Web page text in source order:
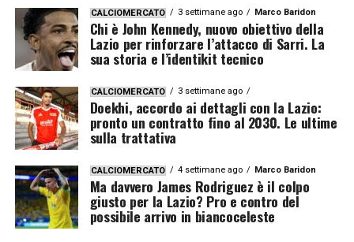
CALCIOMERCATO 3 settimane ago Marco Baridon
Chi è John Kennedy, nuovo obiettivo della
Lazio per rinforzare l’attacco di Sarri. La
sua storia e l’identikit tecnico
CALCIOMERCATO 3 settimane ago
Doekhi, accordo ai dettagli con la Lazio:
pronto un contratto fino al 2030. Le ultime
sulla trattativa
CALCIOMERCATO 4 settimane ago Marco Baridon
Ma davvero James Rodriguez è il colpo
giusto per la Lazio? Pro e contro del
possibile arrivo in biancoceleste